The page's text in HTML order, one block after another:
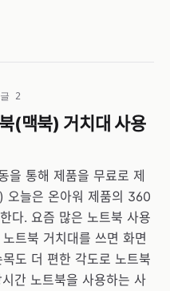
2
(맥북) 거치대 사용
을 통해 제품을 무료로 제
오늘은 온아워 제품의 360
다. 요즘 많은 노트북 사용
트북 거치대를 쓰면 화면
도 더 편한 각도로 노트북
간 노트북을 사용하는 사